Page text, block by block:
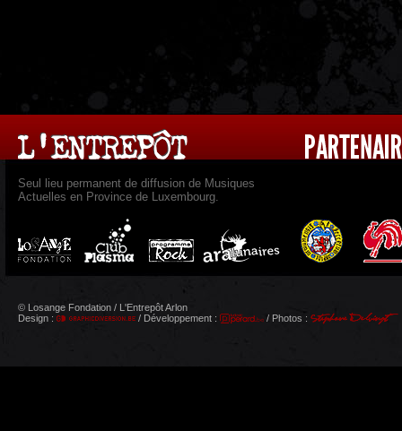
Seul lieu permanent de diffusion de Musiques
Actuelles en Province de Luxembourg.
© Losange Fondation / L'Entrepôt Arlon
Design :
/ Développement : / Photos :